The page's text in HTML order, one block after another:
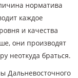
норматива
каждое
и качества
они производят
неоткуда браться.
Дальневосточного